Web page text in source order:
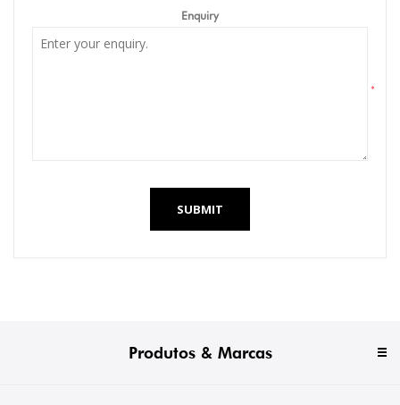
Enquiry
*
SUBMIT
Produtos & Marcas